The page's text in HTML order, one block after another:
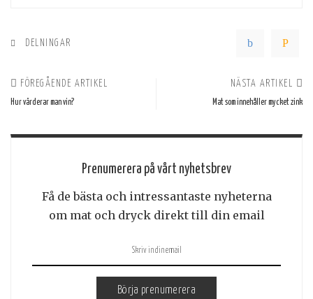
DELNINGAR
FÖREGÅENDE ARTIKEL
Hur värderar man vin?
NÄSTA ARTIKEL
Mat som innehåller mycket zink
Prenumerera på vårt nyhetsbrev
Få de bästa och intressantaste nyheterna
om mat och dryck direkt till din email
Börja prenumerera